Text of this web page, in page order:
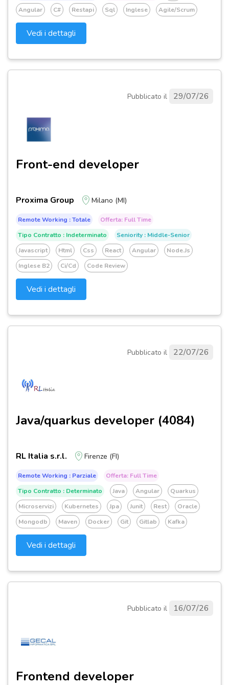
Angular
C# Restapi Sql Inglese Agile/scrum
Vedi i dettagli
Pubblicato il 29/07/26
Front-end developer
Proxima Group Milano (MI)
Remote Working : Totale
Offerta: Full Time
Tipo Contratto : Indeterminato
Seniority : Middle-Senior
Javascript
Html Css React Angular
Node.js
Inglese B2
Ci/cd Code Review
Vedi i dettagli
Pubblicato il 22/07/26
Java/quarkus developer (4084)
RL Italia s.r.l. Firenze (FI)
Remote Working : Parziale
Offerta: Full Time
Tipo Contratto : Determinato
Java Angular
Quarkus
Microservizi
Kubernetes Jpa Junit Rest
Oracle
Mongodb
Maven Docker Git Gitlab Kafka
Vedi i dettagli
Pubblicato il 16/07/26
Frontend developer